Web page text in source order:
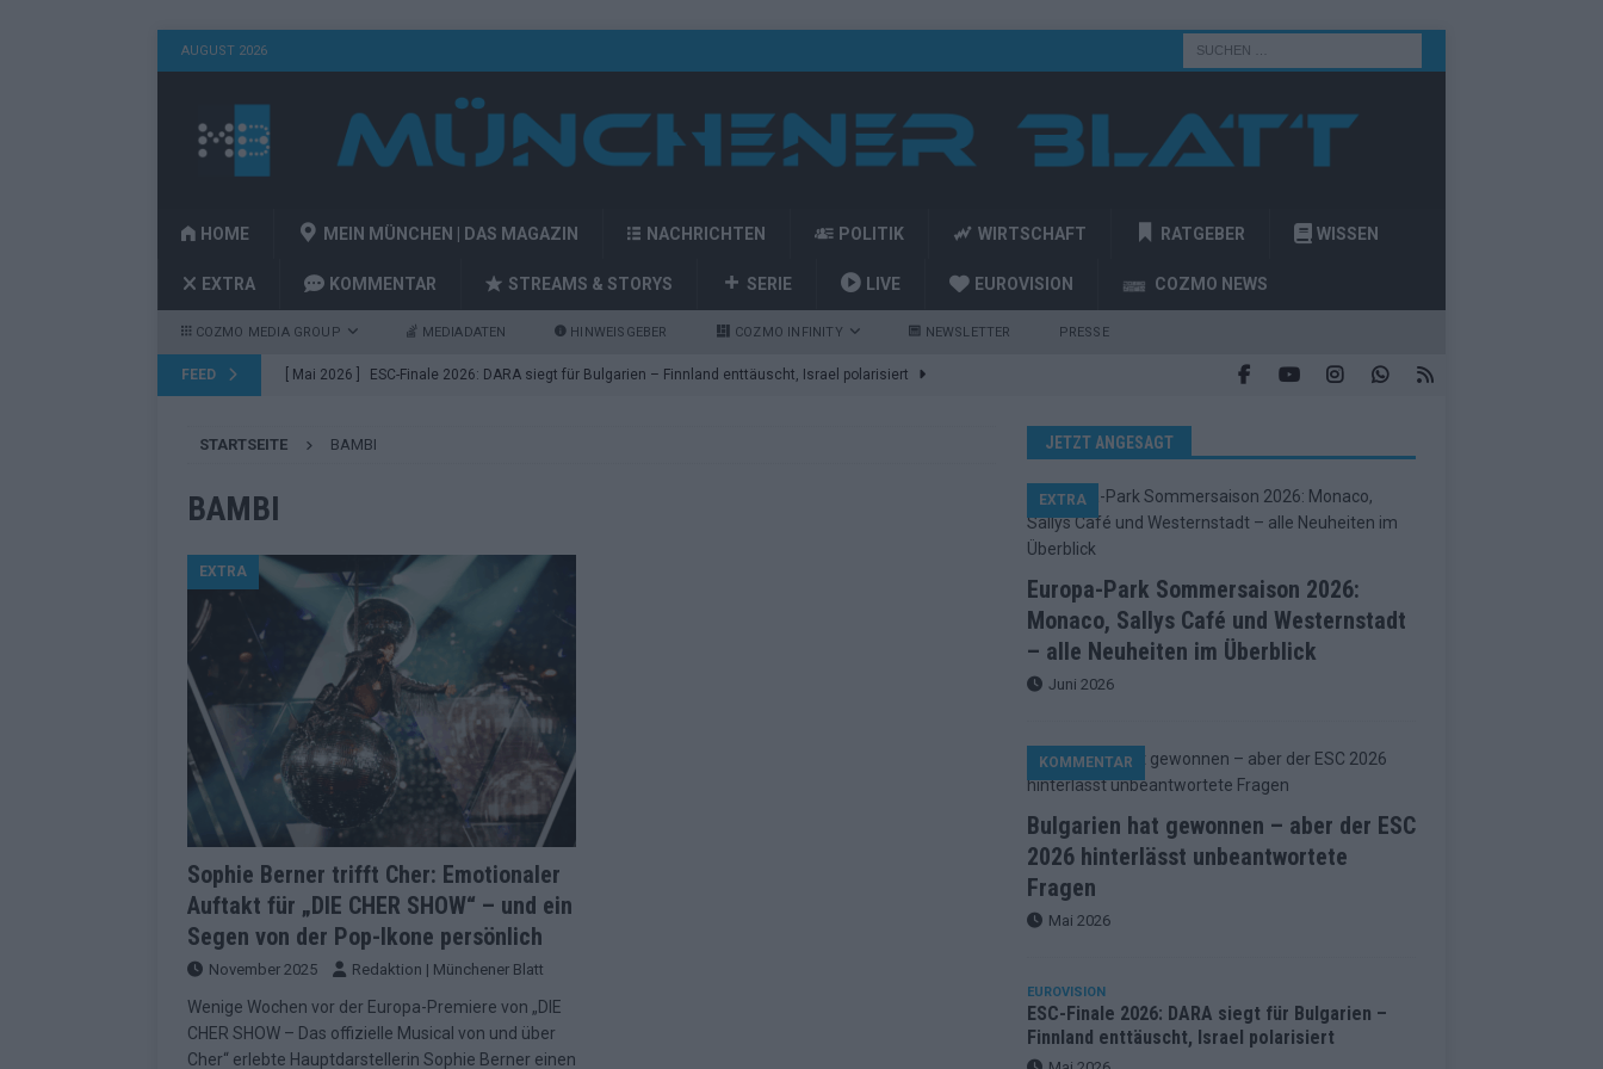
AUGUST 2026
HOME MEIN MÜNCHEN | DAS MAGAZIN NACHRICHTEN POLITIK WIRTSCHAFT RATGEBER WISSEN
EXTRA KOMMENTAR STREAMS & STORYS SERIE LIVE EUROVISION COZMO NEWS
COZMO MEDIA GROUP MEDIADATEN HINWEISGEBER COZMO INFINITY NEWSLETTER PRESSE
FEED [ Mai 2026 ] ESC-Finale 2026: DARA siegt für Bulgarien – Finnland enttäuscht, Israel polarisiert
[ Mai 2026 ] ESC 2026 Finale: JJ mit Mozart-Eröffnung, Eurovision-Allstars und Parov Stelar als Interval
kommt EUROVISION
[ Mai 2026 ] Eurovision 2026: Der große Finale-Check – alle 25 Acts und ihre Siegchancen
KOMMENTAR
[ Mai 2026 ] Von Lugano bis Wien: Wie der ESC in 70 Jahren sein Abstimmungssystem immer wieder
neu erfunden hat EUROVISION
[ Mai 2026 ] Eurovision 2026: Das sind alle 26 Finalteilnehmer für den großen Abend in Wien
EUROVISION
KOMMENTAR
[ Mai 2026 ] ESC 2026: Diese zehn Länder sehen die Buchmacher im Finale
[ Juni 2026 ] Europa-Park Sommersaison 2026: Monaco, Sallys Café und Westernstadt – alle Neuheiten
im Überblick EXTRA
[ Mai 2026 ] Bulgarien hat gewonnen – aber der ESC 2026 hinterlässt unbeantwortete Fragen
STARTSEITE BAMBI
BAMBI
EXTRA
Sophie Berner trifft Cher: Emotionaler
Auftakt für „DIE CHER SHOW“ – und ein
Segen von der Pop-Ikone persönlich
November 2025 Redaktion | Münchener Blatt
Wenige Wochen vor der Europa-Premiere von „DIE
CHER SHOW – Das offizielle Musical von und über
Cher“ erlebte Hauptdarstellerin Sophie Berner einen
JETZT ANGESAGT
Europa-Park Sommersaison 2026:
Monaco, Sallys Café und Westernstadt
– alle Neuheiten im Überblick
EXTRA
Juni 2026
Bulgarien hat gewonnen – aber der ESC
2026 hinterlässt unbeantwortete
Fragen
KOMMENTAR
Mai 2026
EUROVISION
ESC-Finale 2026: DARA siegt für Bulgarien –
Finnland enttäuscht, Israel polarisiert